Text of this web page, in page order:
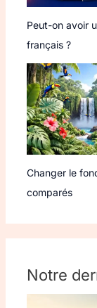
Peut-on avoir
français ?
Changer le
comparés
Notre